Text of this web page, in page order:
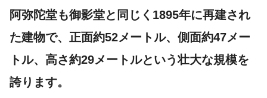
阿弥陀堂も御影堂と同じく1895年に再建され
た建物で、正面約52メートル、側面約47メー
トル、高さ約29メートルという壮大な規模を
誇ります。